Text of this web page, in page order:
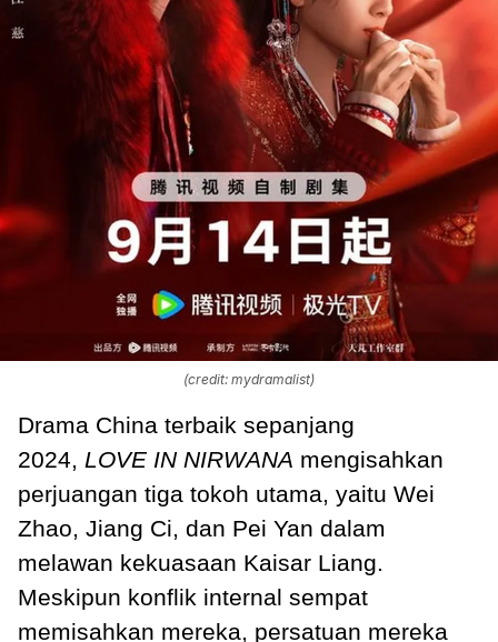
(credit: mydramalist)
Drama China terbaik sepanjang
2024, LOVE IN NIRWANA mengisahkan
perjuangan tiga tokoh utama, yaitu Wei
Zhao, Jiang Ci, dan Pei Yan dalam
melawan kekuasaan Kaisar Liang.
Meskipun konflik internal sempat
memisahkan mereka, persatuan mereka